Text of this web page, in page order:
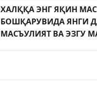
ХАЛҚҚА ЭНГ ЯҚИН
БОШҚАРУВИДА ЯНГИ
МАСЪУЛИЯТ ВА ЭЗГУ